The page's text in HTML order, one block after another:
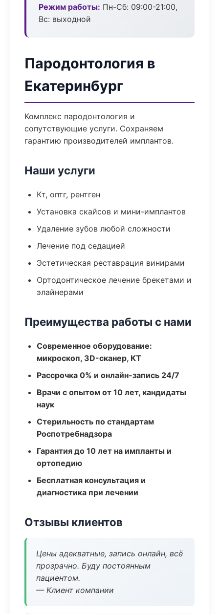
Режим работы: Пн-Сб: 09:00-21:00,
Вс: выходной
Пародонтология в
Екатеринбург
Комплекс пародонтология и
сопутствующие услуги. Сохраняем
гарантию производителей имплантов.
Наши услуги
Кт, оптг, рентген
Установка скайсов и мини-имплантов
Удаление зубов любой сложности
Лечение под седацией
Эстетическая реставрация винирами
Ортодонтическое лечение брекетами и
элайнерами
Преимущества работы с нами
Современное оборудование:
микроскоп, 3D-сканер, КТ
Рассрочка 0% и онлайн-запись 24/7
Врачи с опытом от 10 лет, кандидаты
наук
Стерильность по стандартам
Роспотребнадзора
Гарантия до 10 лет на импланты и
ортопедию
Бесплатная консультация и
диагностика при лечении
Отзывы клиентов
Цены адекватные, запись онлайн, всё
прозрачно. Буду постоянным
пациентом.
— Клиент компании